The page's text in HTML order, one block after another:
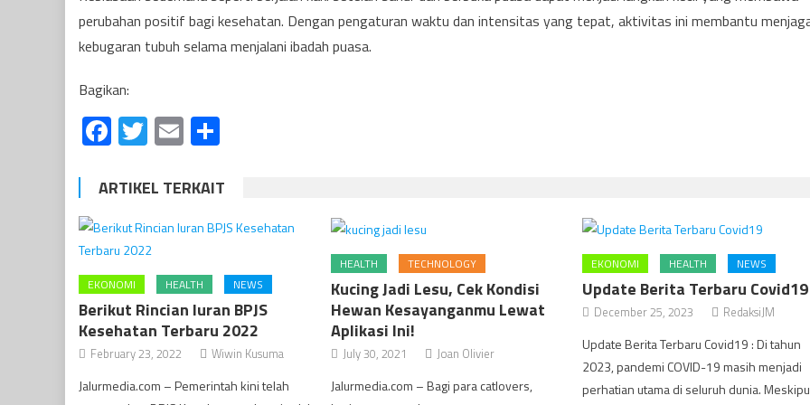
perubahan positif bagi kesehatan. Dengan pengaturan waktu dan intensitas yang tepat, aktivitas ini membantu
kebugaran tubuh selama menjalani ibadah puasa.
Bagikan:
Facebook
Twitter
Email
ARTIKEL TERKAIT
EKONOMI HEALTH NEWS
Berikut Rincian Iuran BPJS
Kesehatan Terbaru 2022
February 23, 2022 Wiwin Kusuma
Jalurmedia.com – Pemerintah kini telah
HEALTH TECHNOLOGY
Kucing Jadi Lesu, Cek Kondisi
Hewan Kesayanganmu Lewat
Aplikasi Ini!
July 30, 2021 Joan Olivier
Jalurmedia.com – Bagi para catlovers,
EKONOMI HEALTH NEWS
Update Berita Terbaru Covid19
December 25, 2023 RedaksiJM
Update Berita Terbaru Covid19 : Di tahun
2023, pandemi COVID-19 masih menjadi
perhatian utama di seluruh dunia.